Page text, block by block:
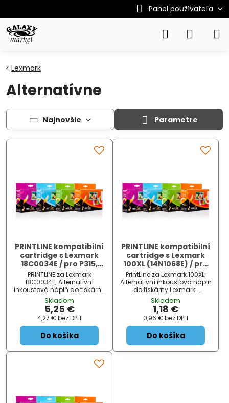
Panel používateľa
Lexmark
Alternatívne
Najnovšie Parametre
PRINTLINE kompatibilní
cartridge s Lexmark
18C0034E / pro P315,
P4000, P4310 / 475
stran, Black
PRINTLINE za Lexmark
18C0034E; Alternativní
inkoustová náplň do tiskárny
Lexmark . ZÁKLADNÍ
SPECIFIKACE; Pro tiskárny:
Lexmark P315, P4000, P4250,
P4310, P4330, P4350, P4360,
P450,...
Skladom
5,25 €
4,27 € bez DPH
Do košíka
PRINTLINE kompatibilní
cartridge s Lexmark
100XL (14N1068E) / pro
Genesis S815, S816, S305
/ 600 stran, Black
PrintLine za Lexmark 100XL;
Alternativní inkoustová náplň
do tiskárny Lexmark .
ZÁKLADNÍ SPECIFIKACE; Pro
tiskárny: Lexmark Genesis
S815, S816, Impact S302, S305,
S308, Interact S...
Skladom
1,18 €
0,96 € bez DPH
Do košíka